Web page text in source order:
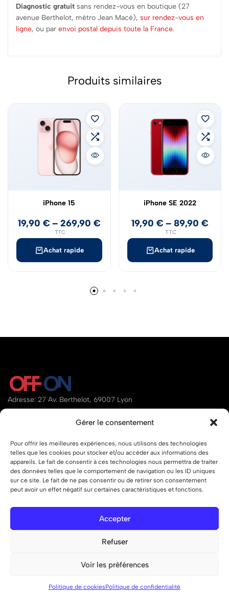
Gérer le consentement
Pour offrir les meilleures expériences, nous utilisons des technologies
telles que les cookies pour stocker et/ou accéder aux informations des
appareils. Le fait de consentir à ces technologies nous permettra de traiter
des données telles que le comportement de navigation ou les ID uniques
sur ce site. Le fait de ne pas consentir ou de retirer son consentement
peut avoir un effet négatif sur certaines caractéristiques et fonctions.
Accepter
Refuser
Voir les préférences
Politique de cookiesPolitique de confidentialité
Diagnostic gratuit sans rendez-vous en boutique (27
avenue Berthelot, métro Jean Macé), sur rendez-vous en
ligne, ou par envoi postal depuis toute la France.
Produits similaires
Achat rapide
iPhone 15
19,90 € –269,90 €
TTC
Achat rapide
iPhone SE 2022
19,90 € – 89,90 €
TTC
Adresse: 27 Av. Berthelot, 69007 Lyon
07.80.34.95.97
Aide
Liens
Recherche Compte
Liste de
souhaits